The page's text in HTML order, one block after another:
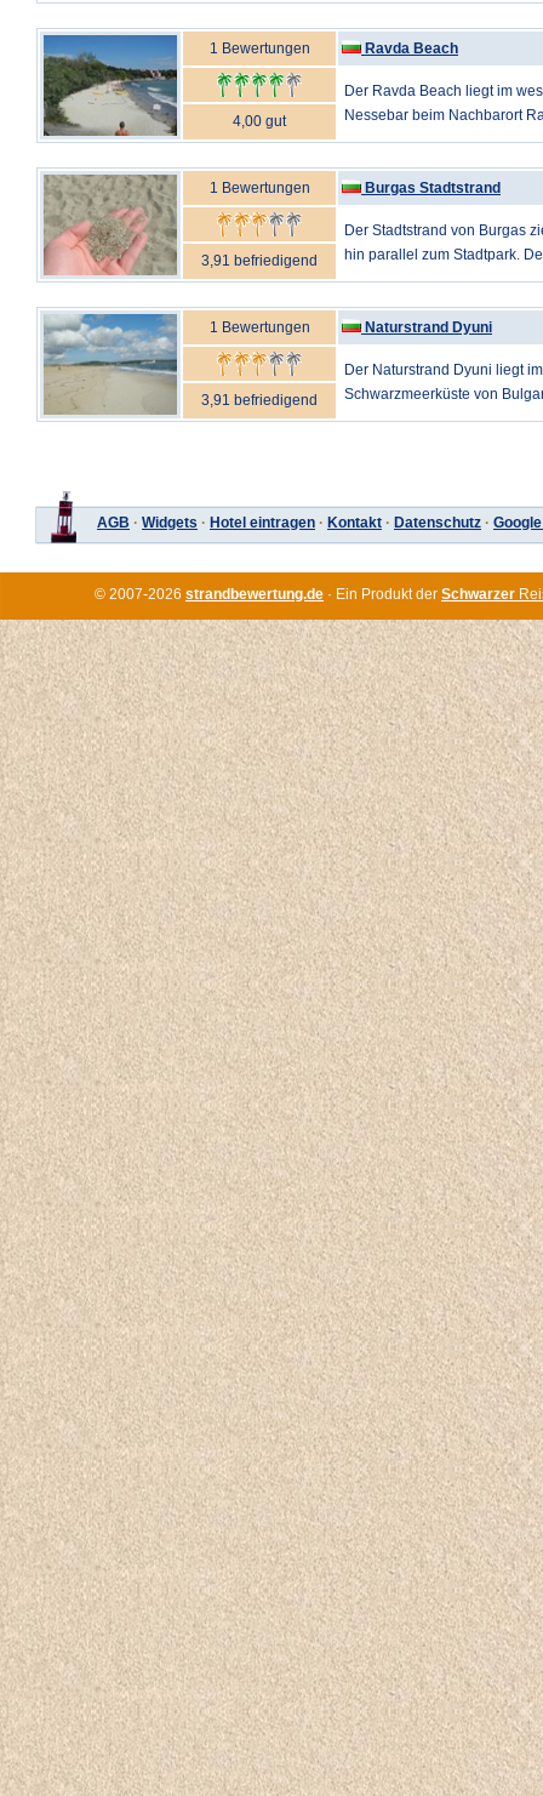
1 Bewertungen Ravda Beach
Der Ravda Beach liegt im
Nessebar beim Nachbarort
4,00 gut
1 Bewertungen Burgas Stadtstrand
Der Stadtstrand von Burgas
hin parallel zum Stadtpark.
3,91 befriedigend
1 Bewertungen Naturstrand Dyuni
Der Naturstrand Dyuni liegt
Schwarzmeerküste von
3,91 befriedigend
AGB · Widgets · Hotel eintragen · Kontakt · Datenschutz ·
© 2007-2026 strandbewertung.de · Ein Produkt der Schwarzer